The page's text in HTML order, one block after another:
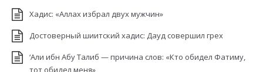
Хадис: «Аллах избрал двух мужчин»
Достоверный шиитский хадис: Дауд совершил грех
‘Али ибн Абу Талиб — причина слов: «Кто обидел Фатиму,
тот обидел меня»